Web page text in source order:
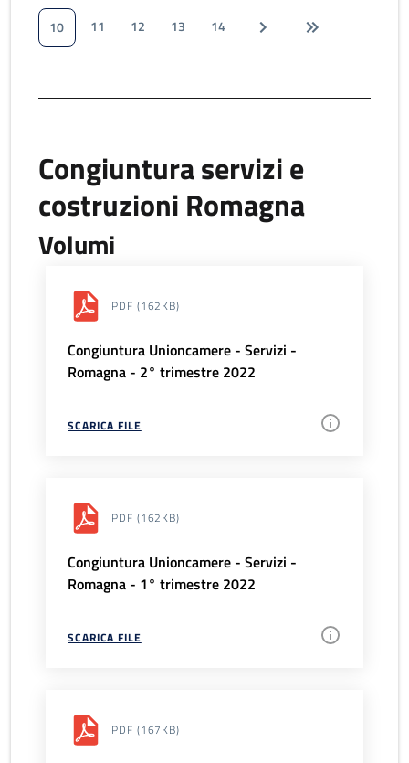
10
11 12 13 14
Congiuntura servizi e
costruzioni Romagna
Volumi
PDF (162KB)
Congiuntura Unioncamere - Servizi -
Romagna - 2° trimestre 2022
SCARICA FILE
PDF (162KB)
Congiuntura Unioncamere - Servizi -
Romagna - 1° trimestre 2022
SCARICA FILE
PDF (167KB)